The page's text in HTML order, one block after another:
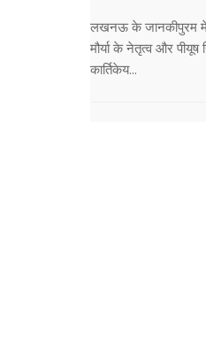
लखनऊ के जानकीपुरम में
मौर्या के नेतृत्व और पीयूष
कार्तिकेय...